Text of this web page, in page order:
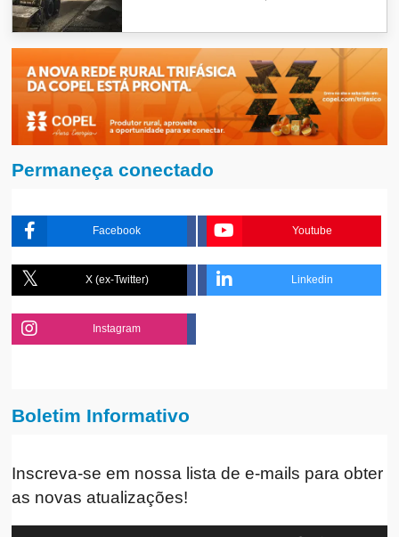
Permaneça conectado
Facebook Youtube
X (ex-Twitter) Linkedin
Instagram
Boletim Informativo
Inscreva-se em nossa lista de e-mails para obter
as novas atualizações!